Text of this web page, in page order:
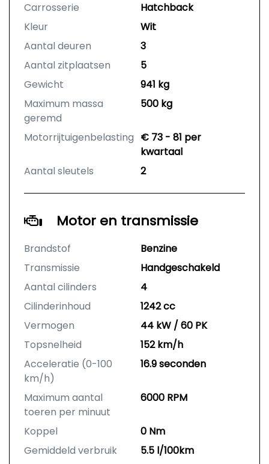
Carrosserie
Hatchback
Kleur
Wit
Aantal deuren
3
Aantal zitplaatsen
5
Gewicht
941 kg
Maximum massa
geremd
500 kg
Motorrijtuigenbelasting € 73 - 81 per
kwartaal
Aantal sleutels
2
Motor en transmissie
Brandstof
Benzine
Transmissie
Handgeschakeld
Aantal cilinders
4
Cilinderinhoud
1242 cc
Vermogen
44 kW / 60 PK
Topsnelheid
152 km/h
Acceleratie (0-100
km/h)
16.9 seconden
Maximum aantal
toeren per minuut
6000 RPM
Koppel
0 Nm
Gemiddeld verbruik
5.5 l/100km